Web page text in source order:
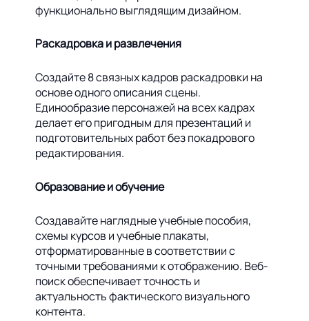
функционально выглядящим дизайном.
Раскадровка и развлечения
Создайте 8 связных кадров раскадровки на
основе одного описания сцены.
Единообразие персонажей на всех кадрах
делает его пригодным для презентаций и
подготовительных работ без покадрового
редактирования.
Образование и обучение
Создавайте наглядные учебные пособия,
схемы курсов и учебные плакаты,
отформатированные в соответствии с
точными требованиями к отображению. Веб-
поиск обеспечивает точность и
актуальность фактического визуального
контента.